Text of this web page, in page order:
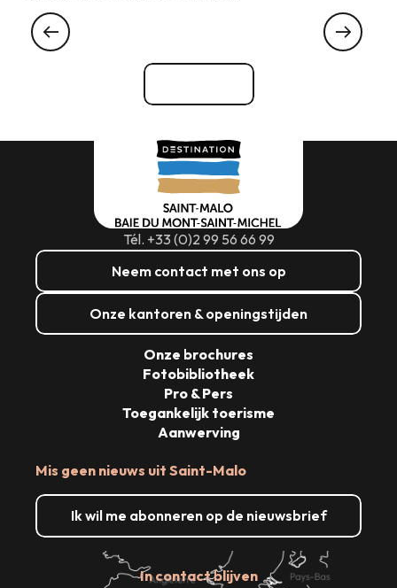
Jakobsschelpvissers
Tél. +33 (0)2 99 56 66 99
Neem contact met ons op
Onze kantoren & openingstijden
Mis geen nieuws uit Saint-Malo
Ik wil me abonneren op de nieuwsbrief
In contact blijven
Onze brochures
Fotobibliotheek
Pro & Pers
Toegankelijk toerisme
Aanwerving